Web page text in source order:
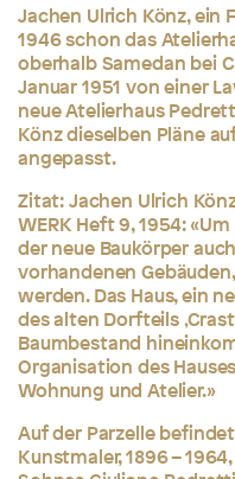
Jachen Ulrich Könz, ein
1946 schon das
oberhalb Samedan bei
Januar 1951 von einer
neue Atelierhaus
Könz dieselben Pläne
angepasst.
Zitat: Jachen Ulrich
WERK Heft 9, 1954: «
der neue Baukörper
vorhandenen
werden. Das Haus, ein
des alten Dorfteils
Baumbestand
Organisation des
Wohnung und Atelier.»
Auf der Parzelle
Kunstmaler, 1896 –